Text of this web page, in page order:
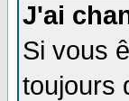
J'ai
Si vous
toujours